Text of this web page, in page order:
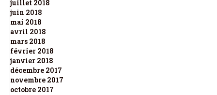
juillet 2018
juin 2018
mai 2018
avril 2018
mars 2018
février 2018
janvier 2018
décembre 2017
novembre 2017
octobre 2017